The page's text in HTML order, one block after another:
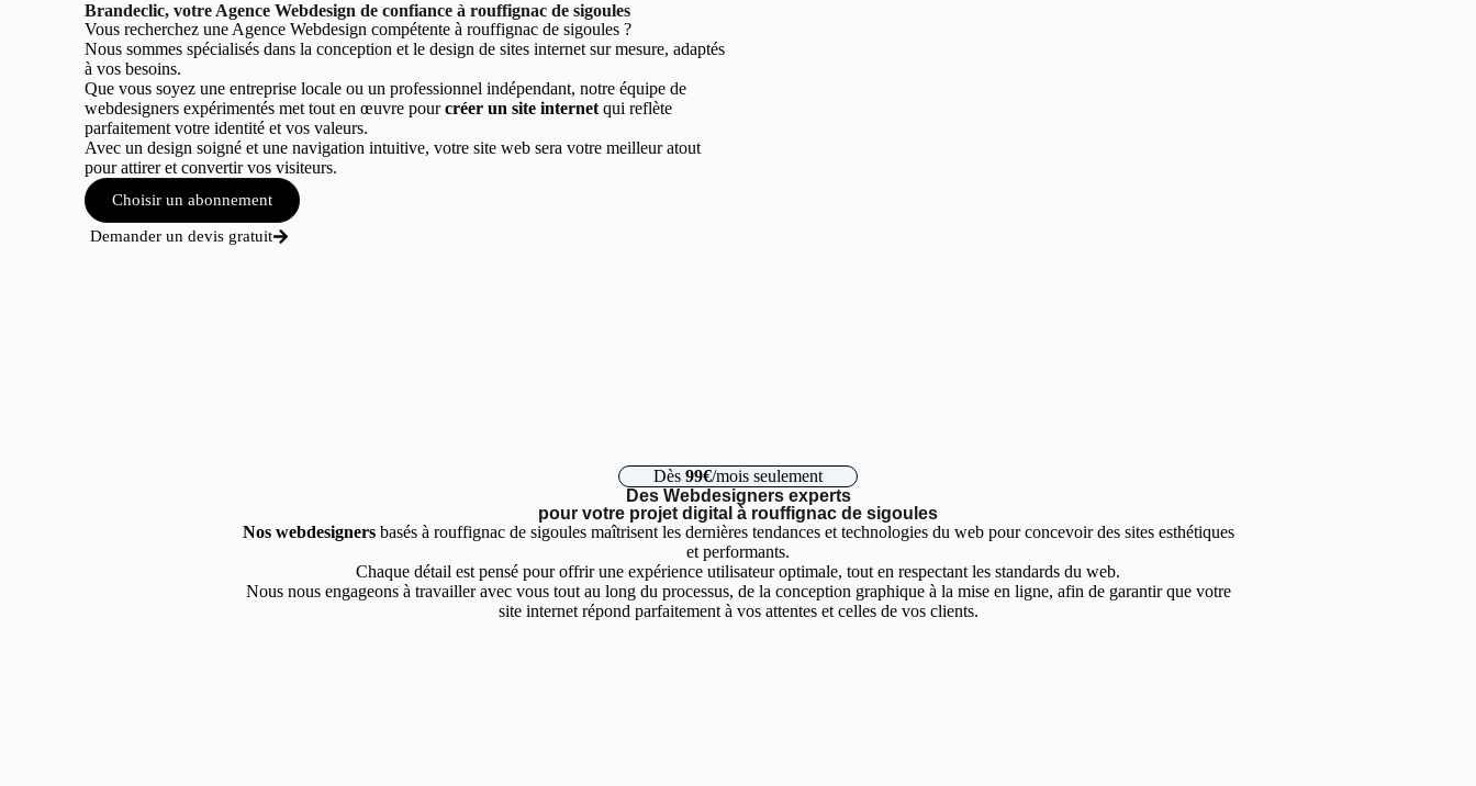
Brandeclic, votre Agence Webdesign de confiance à rouffignac de sigoules
Vous recherchez une Agence Webdesign compétente à rouffignac de sigoules ?
Nous sommes spécialisés dans la conception et le design de sites internet sur mesure, adaptés
à vos besoins.
Que vous soyez une entreprise locale ou un professionnel indépendant, notre équipe de
webdesigners expérimentés met tout en œuvre pourcréer un site internetqui reflète
parfaitement votre identité et vos valeurs.
Avec un design soigné et une navigation intuitive, votre site web sera votre meilleur atout
pour attirer et convertir vos visiteurs.
Choisir un abonnement
Demander un devis gratuit
Dès 99€/mois seulement
Des Webdesigners experts
pour votre projet digital à rouffignac de sigoules
Nos webdesignersbasés à rouffignac de sigoules maîtrisent les dernières tendances et technologies du web pour concevoir des sites esthétiques
et performants.
Chaque détail est pensé pour offrir une expérience utilisateur optimale, tout en respectant les standards du web.
Nous nous engageons à travailler avec vous tout au long du processus, de la conception graphique à la mise en ligne, afin de garantir que votre
site internet répond parfaitement à vos attentes et celles de vos clients.